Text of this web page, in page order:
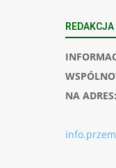
NA ADRES: